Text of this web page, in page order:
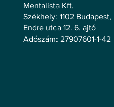
Mentalista Kft.
Székhely: 1102 Budapest,
Endre utca 12. 6. ajtó
Adószám: 27907601-1-42